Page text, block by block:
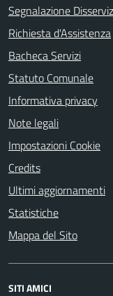
Segnalazione
Richiesta d'Assistenza
Bacheca Servizi
Statuto Comunale
Informativa privacy
Note legali
Impostazioni Cookie
Credits
Ultimi aggiornamenti
Statistiche
Mappa del Sito
SITI AMICI